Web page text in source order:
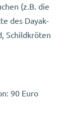
(z.B. die
des Dayak-
Schildkröten
90 Euro